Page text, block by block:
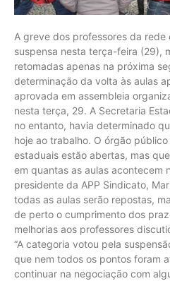
A greve dos professores da
suspensa nesta terça-feira (29),
retomadas apenas na próxima
determinação da volta às aulas
aprovada em assembleia
nesta terça, 29. A Secretaria
no entanto, havia determinado
hoje ao trabalho. O órgão
estaduais estão abertas, mas
em quantas as aulas acontecem
presidente da APP Sindicato,
todas as aulas serão repostas,
de perto o cumprimento dos
melhorias aos professores
“A categoria votou pela
que nem todos os pontos foram
continuar na negociação com